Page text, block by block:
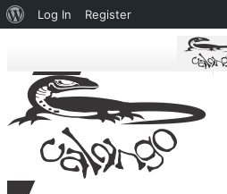
About
Log In Register